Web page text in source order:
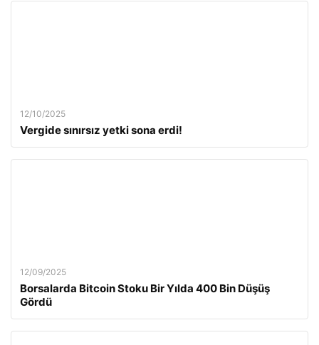
12/10/2025
Vergide sınırsız yetki sona erdi!
12/09/2025
Borsalarda Bitcoin Stoku Bir Yılda 400 Bin Düşüş
Gördü